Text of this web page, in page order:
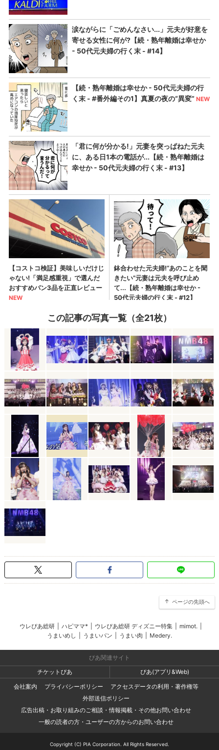
この記事の写真一覧（全21枚）
ページの先頭へ
ウレぴあ総研 ハピママ* ウレぴあ総研 ディズニー特集 mimot.
うまいめし
うまいパン うまい肉 Medery.
ぴあ関連サイト
チケットぴあ
ぴあ(アプリ&Web)
会社案内
プライバシーポリシー
アクセスデータの利用・著作権等
外部送信ポリシー
広告出稿・お取り組みのご相談・情報掲載・その他お問い合わせ
一般の読者の方・ユーザーの方からのお問い合わせ
Copyright (C) PIA Corporation. All Rights Reserved.